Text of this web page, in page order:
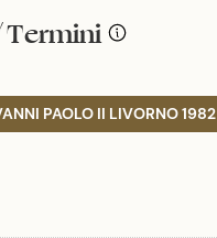
Termini
PAOLO II LIVORNO 1982